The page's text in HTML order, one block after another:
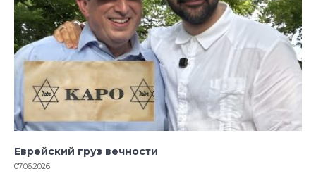
Еврейский груз вечности
07.06.2026